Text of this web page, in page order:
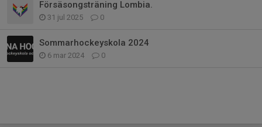
Försäsongsträning Lombia.
31 jul 2025 0
Sommarhockeyskola 2024
6 mar 2024 0